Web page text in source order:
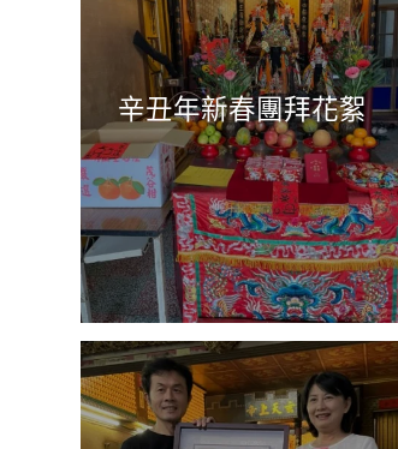
辛丑年新春團拜花絮